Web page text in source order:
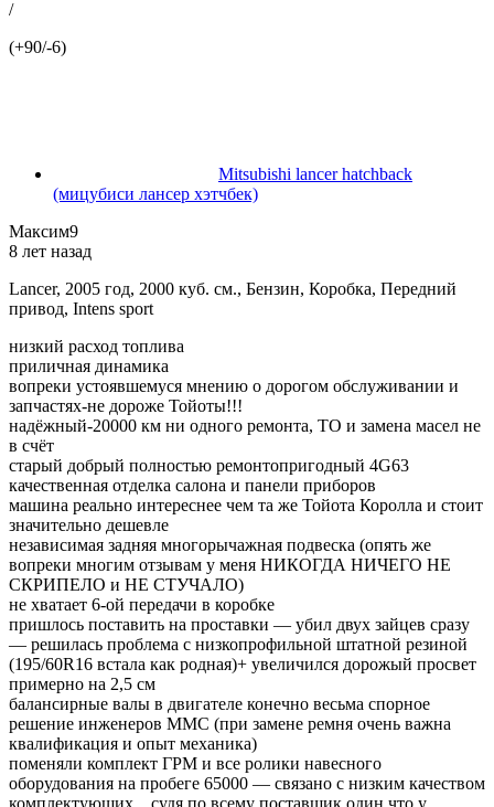
/
(+90/-6)
Mitsubishi lancer hatchback
(мицубиси лансер хэтчбек)
Максим9
8 лет назад
Lancer, 2005 год, 2000 куб. см., Бензин, Коробка, Передний
привод, Intens sport
низкий расход топлива
приличная динамика
вопреки устоявшемуся мнению о дорогом обслуживании и
запчастях-не дороже Тойоты!!!
надёжный-20000 км ни одного ремонта, ТО и замена масел не
в счёт
старый добрый полностью ремонтопригодный 4G63
качественная отделка салона и панели приборов
машина реально интереснее чем та же Тойота Королла и стоит
значительно дешевле
независимая задняя многорычажная подвеска (опять же
вопреки многим отзывам у меня НИКОГДА НИЧЕГО НЕ
СКРИПЕЛО и НЕ СТУЧАЛО)
не хватает 6-ой передачи в коробке
пришлось поставить на проставки — убил двух зайцев сразу
— решилась проблема с низкопрофильной штатной резиной
(195/60R16 встала как родная)+ увеличился дорожый просвет
примерно на 2,5 см
балансирные валы в двигателе конечно весьма спорное
решение инженеров MMC (при замене ремня очень важна
квалификация и опыт механика)
поменяли комплект ГРМ и все ролики навесного
оборудования на пробеге 65000 — связано с низким качеством
комплектующих…судя по всему поставщик один что у